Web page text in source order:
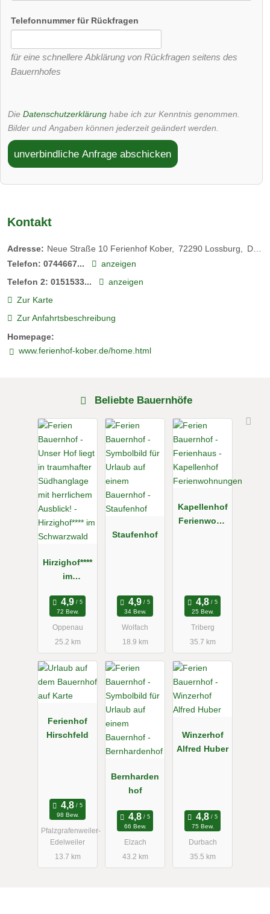
von Mai bis Oktober laufen 100 Puten auf der Weide
Telefonnummer für Rückfragen
für eine schnellere Abklärung von Rückfragen seitens des
Bauernhofes
Die Datenschutzerklärung habe ich zur Kenntnis genommen.
Bilder und Angaben können jederzeit geändert werden.
unverbindliche Anfrage abschicken
Kontakt
Adresse: Neue Straße 10 Ferienhof Kober 72290 Lossburg
Deutschland
Telefon: 0744667...
anzeigen
Telefon 2: 0151533...
anzeigen
Zur Karte
Zur Anfahrtsbeschreibung
Homepage:
www.ferienhof-kober.de/home.html
Beliebte Bauernhöfe
Hirzighof****
im
d
72 Bew.
Oppenau
25.2 km
Staufenhof
34 Bew.
Wolfach
18.9 km
Kapellenhof
Ferienwohn
25 Bew.
Triberg
35.7 km
Ferienhof
Hirschfeld
98 Bew.
Pfalzgrafenweiler-
Edelweiler
13.7 km
Bernharden
hof
66 Bew.
Elzach
43.2 km
Winzerhof
Alfred Huber
75 Bew.
Durbach
35.5 km